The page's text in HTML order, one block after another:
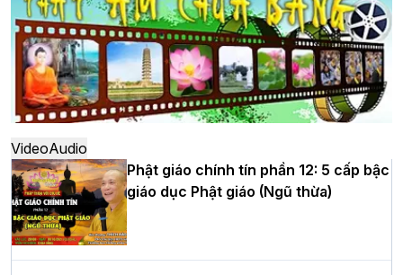
Hà Nội: Ngày tu học cuối cùng khép lại
khóa sinh hoạt Phật pháp mùa hè lần
thứ XIV tại chùa Bằng
Học yêu thương trong ngày tu tập thứ
tư của Khóa sinh hoạt Phật pháp mùa
hè tại chùa Bằng
VideoAudio
Phật giáo chính tín phần 12: 5 cấp bậc
giáo dục Phật giáo (Ngũ thừa)